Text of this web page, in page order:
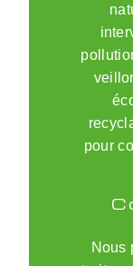
pour
Nous